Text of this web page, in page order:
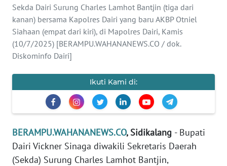
Sekda Dairi Surung Charles Lamhot Bantjin (tiga dari
kanan) bersama Kapolres Dairi yang baru AKBP Otniel
Siahaan (empat dari kiri), di Mapolres Dairi, Kamis
(10/7/2025) [BERAMPU.WAHANANEWS.CO / dok.
Diskominfo Dairi]
Ikuti Kami di:
BERAMPU.WAHANANEWS.CO, Sidikalang - Bupati
Dairi Vickner Sinaga diwakili Sekretaris Daerah
(Sekda) Surung Charles Lamhot Bantjin,
KAMI
INFO
IKLAN
PEDOMAN
MEDIA
SIBER
REDAKSI